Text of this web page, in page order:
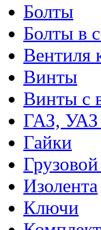
Болты
Болты в
Вентиля
Винты
Винты с
ГАЗ, УАЗ
Гайки
Изолента
Ключи